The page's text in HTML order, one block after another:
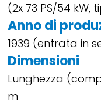
(2x 73 PS/54 kW,
Anno di
1939 (entrata in
Dimensioni
Lunghezza
m